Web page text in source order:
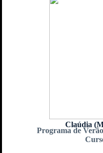
Claúdia
Programa de